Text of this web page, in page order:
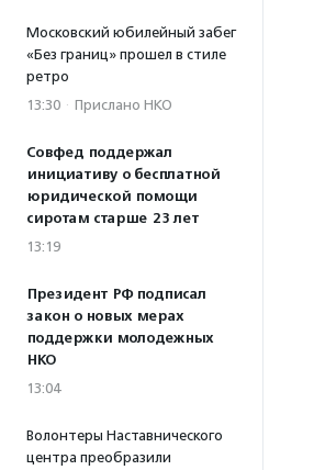
Московский юбилейный забег
«Без границ» прошел в стиле
ретро
13:30 · Прислано НКО
Совфед поддержал
инициативу о бесплатной
юридической помощи
сиротам старше 23 лет
13:19
Президент РФ подписал
закон о новых мерах
поддержки молодежных
НКО
13:04
Волонтеры Наставнического
центра преобразили